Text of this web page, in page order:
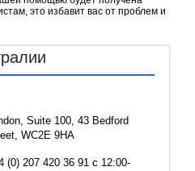
это избавит вас от проблем и
Suite 100, 43 Bedford
WC2E 9HA
(0) 207 420 36 91 с 12:00-